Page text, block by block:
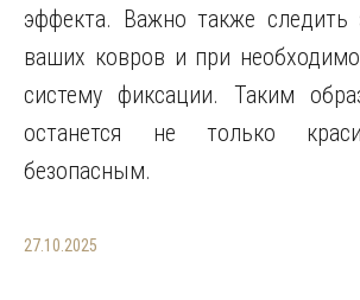
эффекта. Важно также следить
ваших ковров и при
систему фиксации. Таким
останется не только
безопасным.
27.10.2025